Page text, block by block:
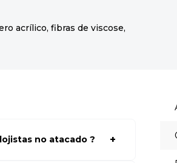
acrílico, fibras de viscose,
no atacado ?